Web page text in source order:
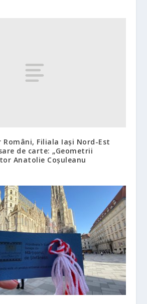
Filiala Iași Nord-Est
de carte: „Geometrii
Anatolie Coșuleanu